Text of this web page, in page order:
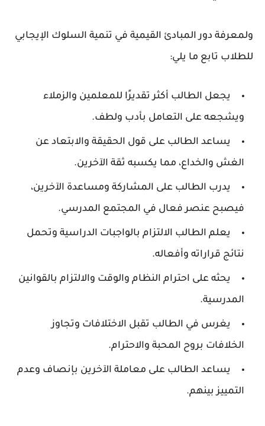
ولمعرفة دور المبادئ القيمية في تنمية السلوك الإيجابي
للطلاب تابع ما يلي:
يجعل الطالب أكثر تقديرًا للمعلمين والزملاء
ويشجعه على التعامل بأدب ولطف.
يساعد الطالب على قول الحقيقة والابتعاد عن
الغش والخداع، مما يكسبه ثقة الآخرين.
يدرب الطالب على المشاركة ومساعدة الآخرين،
فيصبح عنصر فعال في المجتمع المدرسي.
يعلم الطالب الالتزام بالواجبات الدراسية وتحمل
نتائج قراراته وأفعاله.
يحثه على احترام النظام والوقت والالتزام بالقوانين
المدرسية.
يغرس في الطالب تقبل الاختلافات وتجاوز
الخلافات بروح المحبة والاحترام.
يساعد الطالب على معاملة الآخرين بإنصاف وعدم
التمييز بينهم.